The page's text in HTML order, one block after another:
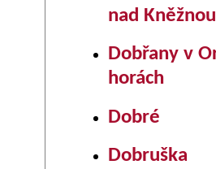
nad Kněžnou
Dobřany v
horách
Dobré
Dobruška